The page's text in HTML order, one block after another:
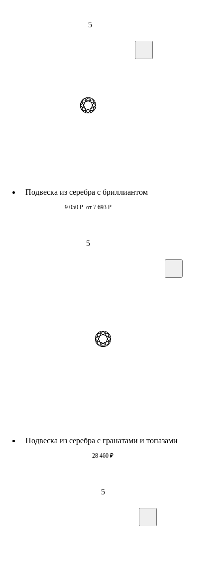
5
Подвеска из серебра с бриллиантом
9 050 ₽ от 7 693 ₽
5
Подвеска из серебра с гранатами и топазами
28 460 ₽
5